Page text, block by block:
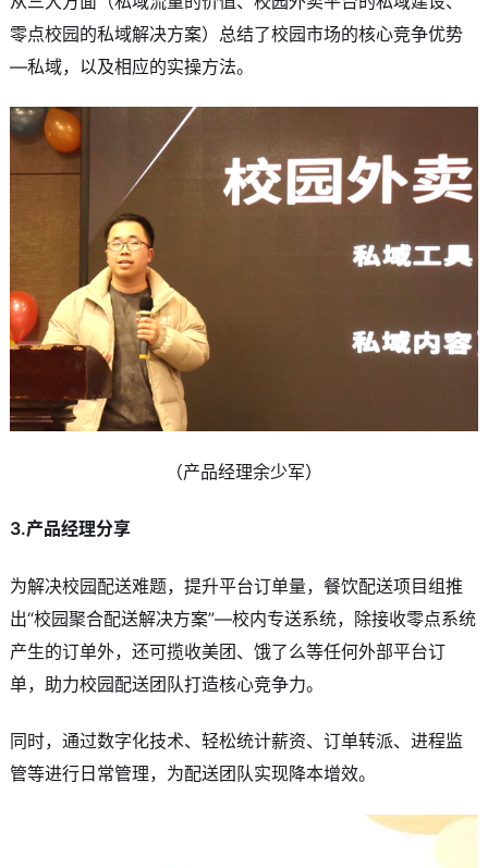
零点校园的私域解决方案）总结了校园市场的核心竞争优势
—私域，以及相应的实操方法。
（产品经理余少军）
3.产品经理分享
为解决校园配送难题，提升平台订单量，餐饮配送项目组推
出“校园聚合配送解决方案”—校内专送系统，除接收零点系统
产生的订单外，还可揽收美团、饿了么等任何外部平台订
单，助力校园配送团队打造核心竞争力。
同时，通过数字化技术、轻松统计薪资、订单转派、进程监
管等进行日常管理，为配送团队实现降本增效。